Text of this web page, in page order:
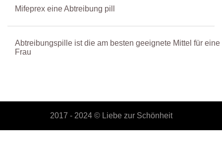
Mifeprex eine Abtreibung pill
Abtreibungspille ist die am besten geeignete Mittel für eine
Frau
2017 - 2024 © Liebe zur Schönheit